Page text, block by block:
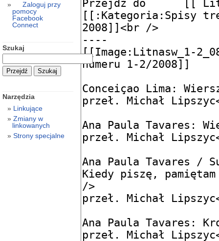
Zaloguj przy
pomocy
Facebook
Connect
Szukaj
Narzędzia
Linkujące
Zmiany w
linkowanych
Strony specjalne